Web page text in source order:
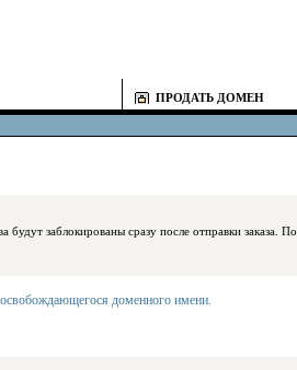
ПРОДАТЬ ДОМЕН
после отправки заказа. После блокировки средств отказаться
доменного имени.